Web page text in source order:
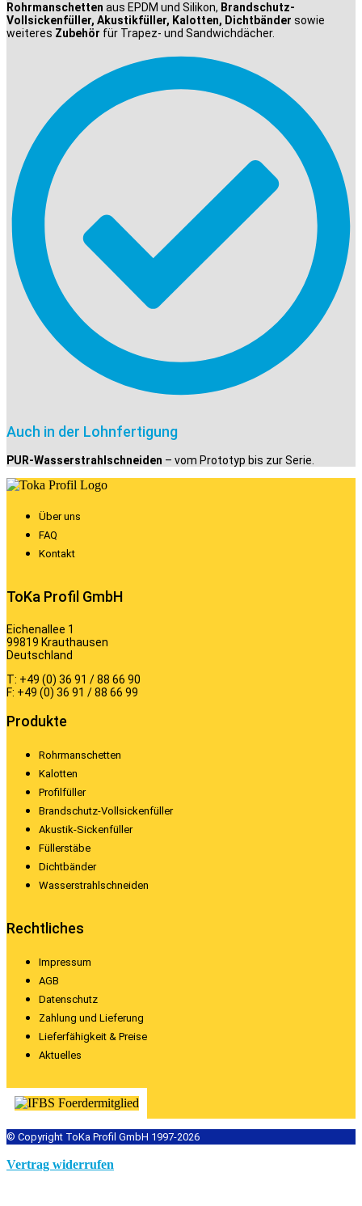
Rohrmanschetten aus EPDM und Silikon, Brandschutz-
Vollsickenfüller, Akustikfüller, Kalotten, Dichtbänder sowie
weiteres Zubehör für Trapez- und Sandwichdächer.
Auch in der Lohnfertigung
PUR-Wasserstrahlschneiden – vom Prototyp bis zur Serie.
Über uns
FAQ
Kontakt
ToKa Profil GmbH
Eichenallee 1
99819 Krauthausen
Deutschland
T: +49 (0) 36 91 / 88 66 90
F: +49 (0) 36 91 / 88 66 99
Produkte
Rohrmanschetten
Kalotten
Profilfüller
Brandschutz-Vollsickenfüller
Akustik-Sickenfüller
Füllerstäbe
Dichtbänder
Wasserstrahlschneiden
Rechtliches
Impressum
AGB
Datenschutz
Zahlung und Lieferung
Lieferfähigkeit & Preise
Aktuelles
© Copyright ToKa Profil GmbH 1997-2026
Vertrag widerrufen